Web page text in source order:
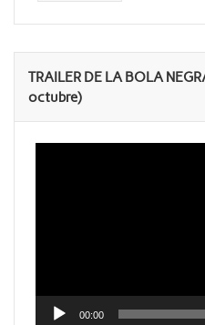
TRAILER DE LA BOLA
octubre)
Reproductor
00:00